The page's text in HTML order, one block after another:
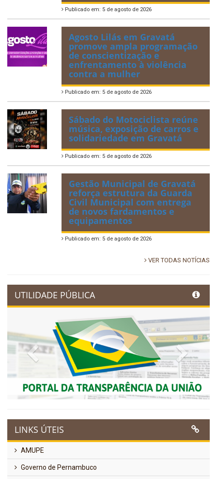
Publicado em: 5 de agosto de 2026
Agosto Lilás em Gravatá
promove ampla programação
de conscientização e
enfrentamento à violência
contra a mulher
Publicado em: 5 de agosto de 2026
Sábado do Motociclista reúne
música, exposição de carros e
solidariedade em Gravatá
Publicado em: 5 de agosto de 2026
Gestão Municipal de Gravatá
reforça estrutura da Guarda
Civil Municipal com entrega
de novos fardamentos e
equipamentos
Publicado em: 5 de agosto de 2026
VER TODAS NOTÍCIAS
UTILIDADE PÚBLICA
Previous Next
LINKS ÚTEIS
AMUPE
Governo de Pernambuco